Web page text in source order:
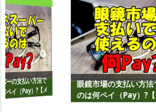
ーの支払い方法で
ペイ（Pay）?【メ
眼鏡市場の支払い方法
のは何ペイ（Pay）?
編】